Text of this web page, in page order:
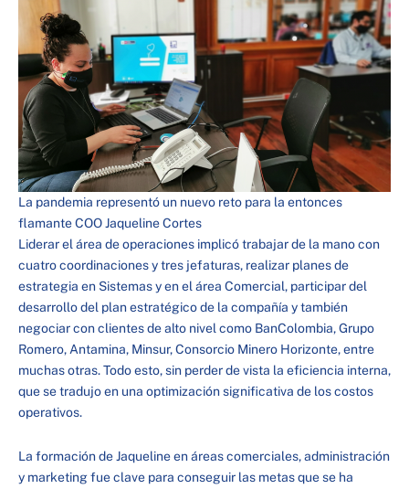
La pandemia representó un nuevo reto para la entonces
flamante COO Jaqueline Cortes
Liderar el área de operaciones implicó trabajar de la mano con
cuatro coordinaciones y tres jefaturas, realizar planes de
estrategia en Sistemas y en el área Comercial, participar del
desarrollo del plan estratégico de la compañía y también
negociar con clientes de alto nivel como BanColombia, Grupo
Romero, Antamina, Minsur, Consorcio Minero Horizonte, entre
muchas otras. Todo esto, sin perder de vista la eficiencia interna,
que se tradujo en una optimización significativa de los costos
operativos.
La formación de Jaqueline en áreas comerciales, administración
y marketing fue clave para conseguir las metas que se ha